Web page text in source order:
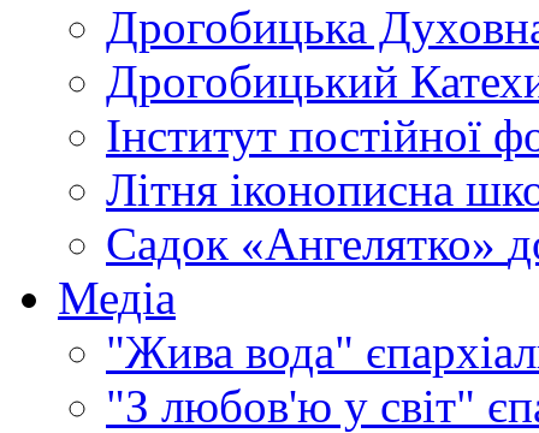
Дрогобицька
Дрогобицький
Інститут постійної
Літня іконописна
Садок «Ангелятко»
Медіа
"Жива вода"
"З любов'ю у світ"